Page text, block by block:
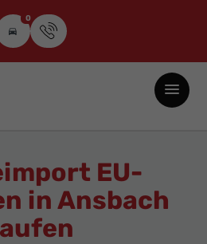
0
EU-
in Ansbach